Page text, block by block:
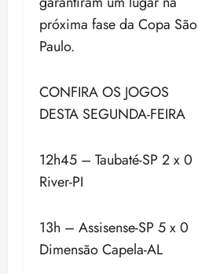
próxima fase da Copa São
Paulo.
CONFIRA OS JOGOS
DESTA SEGUNDA-FEIRA
12h45 – Taubaté-SP 2 x 0
River-PI
13h – Assisense-SP 5 x 0
Dimensão Capela-AL